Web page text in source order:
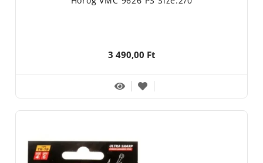
3 490,00 Ft